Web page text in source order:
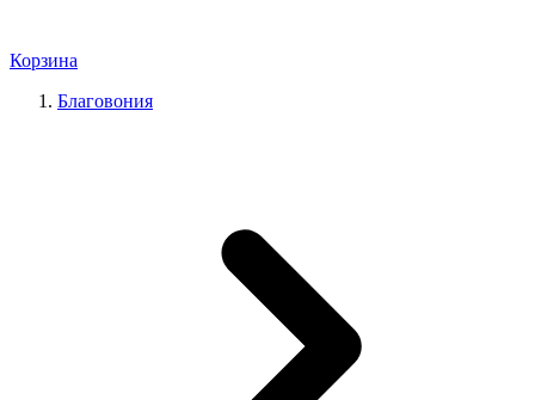
Корзина
Благовония